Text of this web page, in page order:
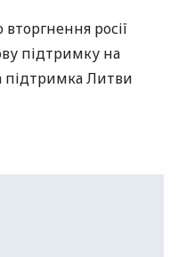
росії
підтримку на
підтримка Литви